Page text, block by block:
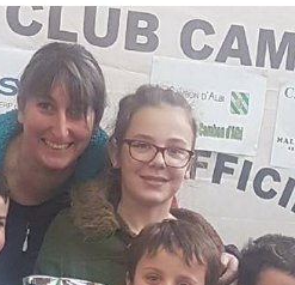
Historique 2018/2019
Historique 2017-2018
Historique 2016-2017
Historique 2015-2016